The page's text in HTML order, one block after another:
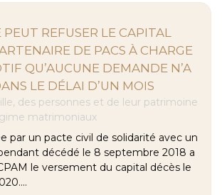
REFUSER LE CAPITAL
DE PACS À CHARGE
QU’AUCUNE DEMANDE N’A
LE DÉLAI D’UN MOIS
des personnes et de leur patrimoine
matrimoniaux
par un pacte civil de solidarité avec un
décédé le 8 septembre 2018 a
le versement du capital décès le